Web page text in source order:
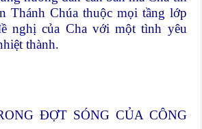
Thánh Chúa thuộc mọi tầng lớp
nghị của Cha với một tình yêu
thành.
ĐỢT SÓNG CỦA CÔNG